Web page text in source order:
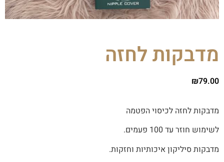
מדבקות לחזה
₪79.00
מדבקות לחזה לכיסוי הפטמה
לשימוש חוזר עד 100 פעמים.
מדבקות סיליקון איכותיות וחזקות.